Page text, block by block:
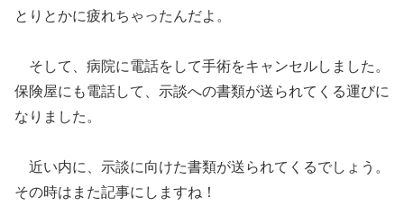
とりとかに疲れちゃったんだよ。
そして、病院に電話をして手術をキャンセルしました。
保険屋にも電話して、示談への書類が送られてくる運びに
なりました。
近い内に、示談に向けた書類が送られてくるでしょう。
その時はまた記事にしますね！